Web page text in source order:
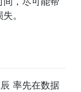
。
率先在数据